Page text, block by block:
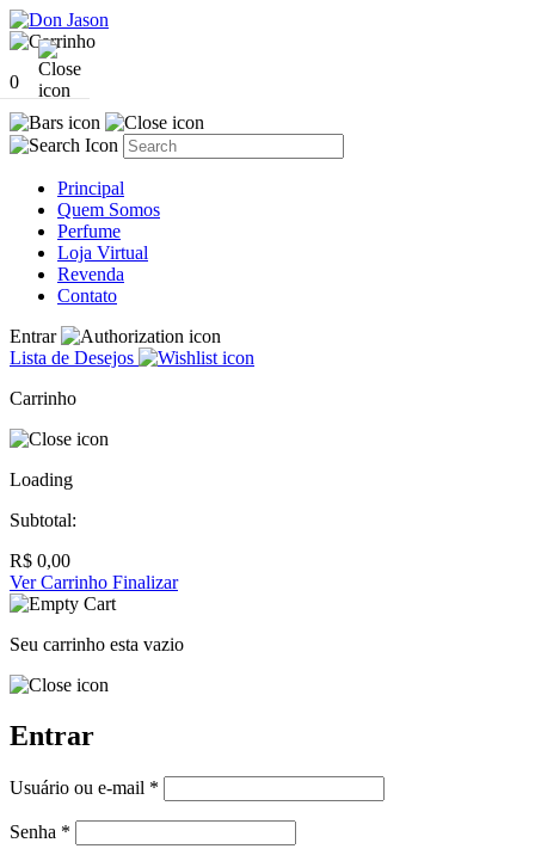
0
Principal
Quem Somos
Perfume
Loja Virtual
Revenda
Contato
Entrar
Lista de Desejos
Carrinho
Loading
Subtotal:
R$ 0,00
Ver Carrinho Finalizar
Seu carrinho esta vazio
Entrar
Usuário ou e-mail *
Senha *